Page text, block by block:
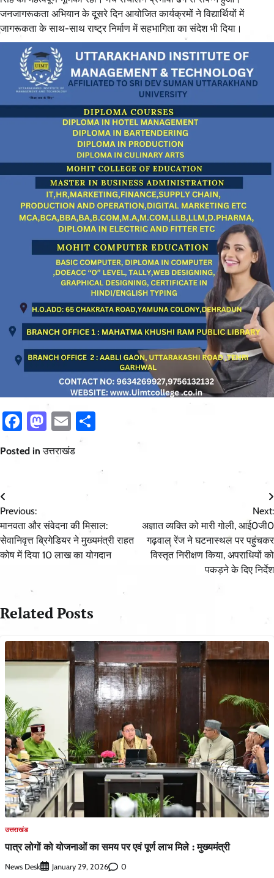
जनजागरूकता अभियान के दूसरे दिन आयोजित कार्यक्रमों ने विद्यार्थियों में
जागरूकता के साथ-साथ राष्ट्र निर्माण में सहभागिता का संदेश भी दिया।
Facebook
Mastodon
Email
Posted inउत्तराखंड
Post
navigation
Previous:
मानवता और संवेदना की मिसाल:
सेवानिवृत्त ब्रिगेडियर ने मुख्यमंत्री राहत
कोष में दिया 10 लाख का योगदान
Next:
अज्ञात व्यक्ति को मारी गोली, आई0जी0
गढ़वाल रेंज ने घटनास्थल पर पहुंचकर
विस्तृत निरीक्षण किया, अपराधियों को
पकड़ने के दिए निर्देश
Related Posts
उत्तराखंड
पात्र लोगों को योजनाओं का समय पर एवं पूर्ण लाभ मिले : मुख्यमंत्री
News Desk January 29, 2026 0